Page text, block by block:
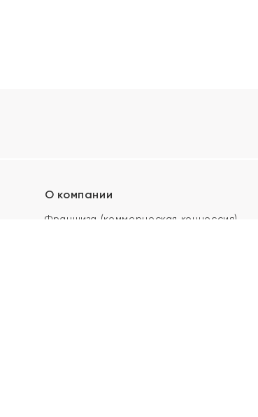
О компании
Франшиза (коммерческая концессия)